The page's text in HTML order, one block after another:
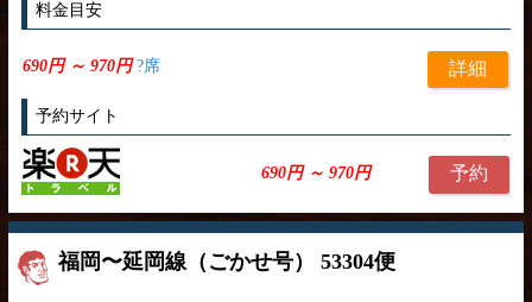
料金目安
690円 ～ 970円?席 詳細
予約サイト
690円 ～ 970円 予約
福岡〜延岡線（ごかせ号） 53304便